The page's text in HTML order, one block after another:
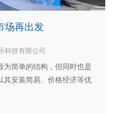
场再出发
科技有限公司
为简单的结构，但同时也是
其安装简易、价格经济等优